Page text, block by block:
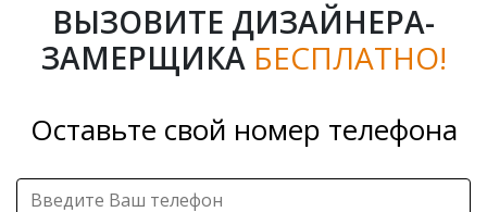
ВЫЗОВИТЕ ДИЗАЙНЕРА-
ЗАМЕРЩИКА БЕСПЛАТНО!
Оставьте свой номер телефона